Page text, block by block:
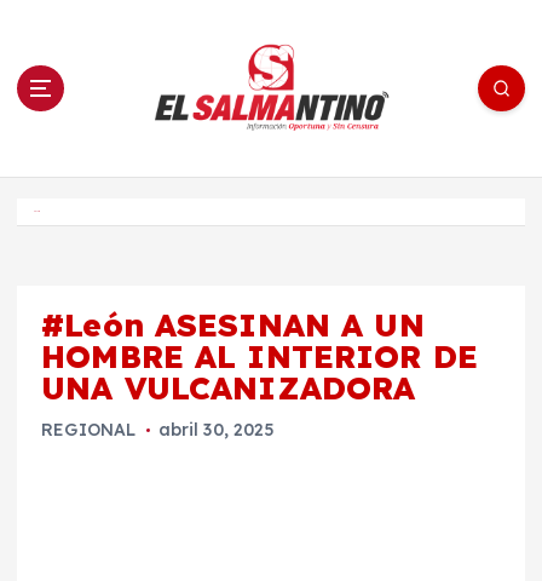
n El Salmantino - medios/noticias/editorial
#León ASESINAN A UN
HOMBRE AL INTERIOR DE
UNA VULCANIZADORA
REGIONAL abril 30, 2025